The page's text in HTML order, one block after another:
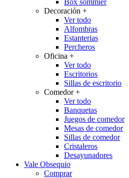
Box sommier
Decoración +
Ver todo
Alfombras
Estanterias
Percheros
Oficina +
Ver todo
Escritorios
Sillas de escritorio
Comedor+
Ver todo
Banquetas
Juegos de comedor
Mesas de comedor
Sillas de comedor
Cristaleros
Desayunadores
Vale Obsequio
Comprar